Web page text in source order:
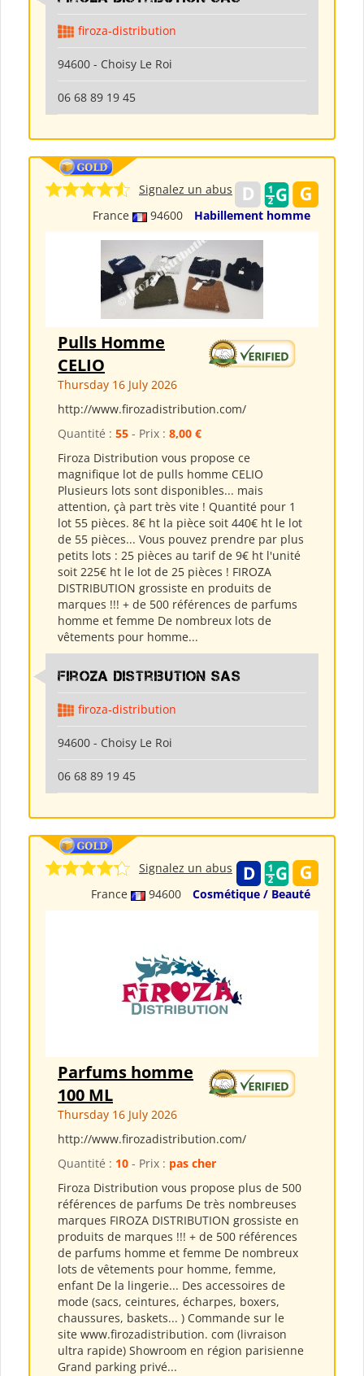
firoza-distribution
94600 - Choisy Le Roi
06 68 89 19 45
France 94600 Habillement homme
Signalez un abus
Pulls Homme
CELIO
Thursday 16 July 2026
http://www.firozadistribution.com/
Quantité : 55 - Prix : 8,00 €
Firoza Distribution vous propose ce
magnifique lot de pulls homme CELIO
Plusieurs lots sont disponibles... mais
attention, çà part très vite ! Quantité pour 1
lot 55 pièces. 8€ ht la pièce soit 440€ ht le lot
de 55 pièces... Vous pouvez prendre par plus
petits lots : 25 pièces au tarif de 9€ ht l'unité
soit 225€ ht le lot de 25 pièces ! FIROZA
DISTRIBUTION grossiste en produits de
marques !!! + de 500 références de parfums
homme et femme De nombreux lots de
vêtements pour homme...
Firoza Distribution SAS
firoza-distribution
94600 - Choisy Le Roi
06 68 89 19 45
France 94600 Cosmétique / Beauté
Signalez un abus
Parfums homme
100 ML
Thursday 16 July 2026
http://www.firozadistribution.com/
Quantité : 10 - Prix : pas cher
Firoza Distribution vous propose plus de 500
références de parfums De très nombreuses
marques FIROZA DISTRIBUTION grossiste en
produits de marques !!! + de 500 références
de parfums homme et femme De nombreux
lots de vêtements pour homme, femme,
enfant De la lingerie... Des accessoires de
mode (sacs, ceintures, écharpes, boxers,
chaussures, baskets... ) Commande sur le
site www.firozadistribution. com (livraison
ultra rapide) Showroom en région parisienne
Grand parking privé...